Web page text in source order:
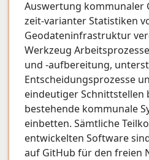
Auswertung kommunaler
zeit-varianter Statistiken
Geodateninfrastruktur
Werkzeug
und -aufbereitung,
Entscheidungsprozesse
eindeutiger Schnittstellen
bestehende kommunale
einbetten. Sämtliche
entwickelten Software
auf GitHub für den freien